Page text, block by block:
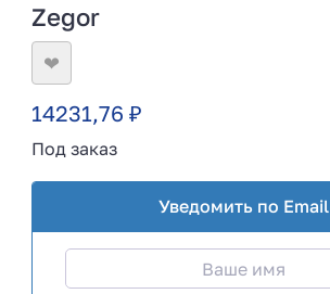
Zegor
❤
14231,76 ₽
Под заказ
Уведомить по Email